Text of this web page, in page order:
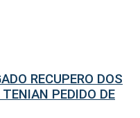
RECUPERO DOS
PEDIDO DE